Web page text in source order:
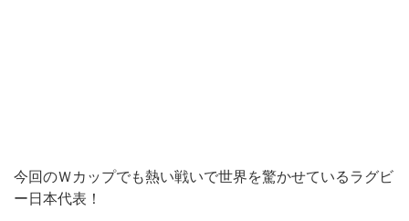
今回のＷカップでも熱い戦いで世界を驚かせているラグビ
ー日本代表！